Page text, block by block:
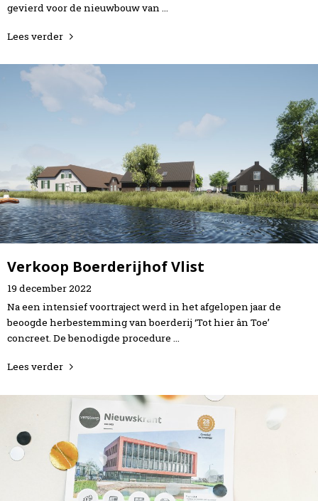
Home
Expertises
Actueel
Over Verstoep
Neem contact op
Neem contact op
gevierd voor de nieuwbouw van …
Lees verder
Verkoop Boerderijhof Vlist
19 december2022
Na een intensief voortraject werd in het afgelopen jaar de
beoogde herbestemming van boerderij ‘Tot hier ân Toe’
concreet. De benodigde procedure …
Lees verder